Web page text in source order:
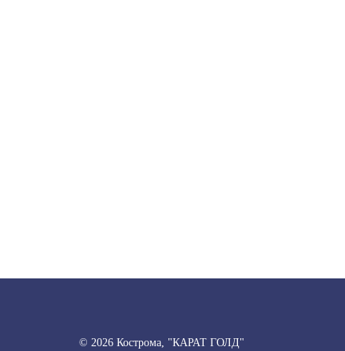
© 2026 Кострома, "КАРАТ ГОЛД"